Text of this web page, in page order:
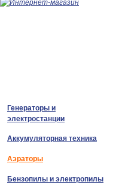
Генераторы и
электростанции
Аккумуляторная техника
Аэраторы
Бензопилы и электропилы